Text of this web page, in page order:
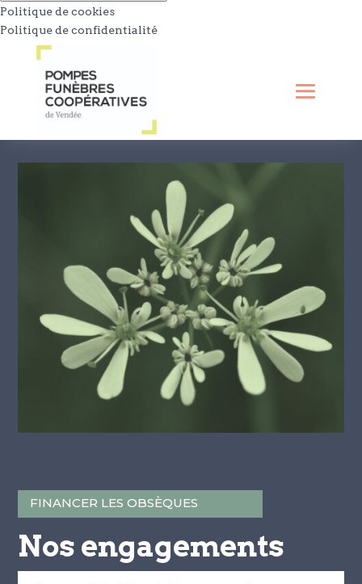
Politique de cookies
Politique de confidentialité
FINANCER LES OBSÈQUES
Nos engagements